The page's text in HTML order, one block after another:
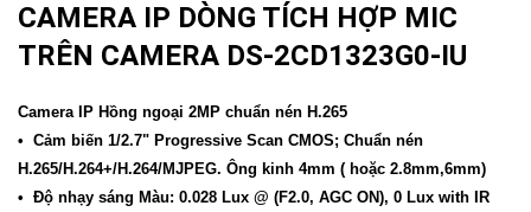
CAMERA IP DÒNG TÍCH HỢP MIC
TRÊN CAMERA DS-2CD1323G0-IU
Camera IP Hồng ngoại 2MP chuẩn nén H.265
• Cảm biến 1/2.7" Progressive Scan CMOS; Chuẩn nén
H.265/H.264+/H.264/MJPEG. Ông kinh 4mm ( hoặc 2.8mm,6mm)
• Độ nhạy sáng Màu: 0.028 Lux @ (F2.0, AGC ON), 0 Lux with IR